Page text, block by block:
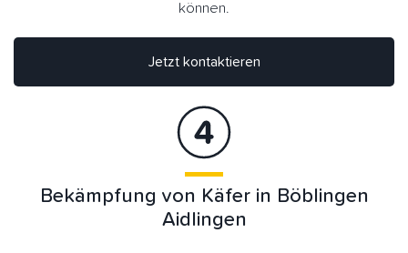
können.
Jetzt kontaktieren
Bekämpfung von Käfer in Böblingen
Aidlingen